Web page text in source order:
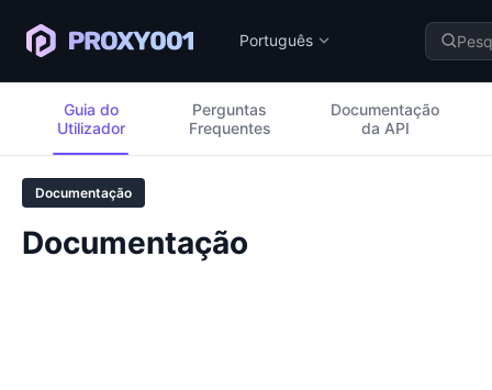
Português
Guia do
Utilizador
Perguntas
Frequentes
Documentação
da API
Documentação
Documentação